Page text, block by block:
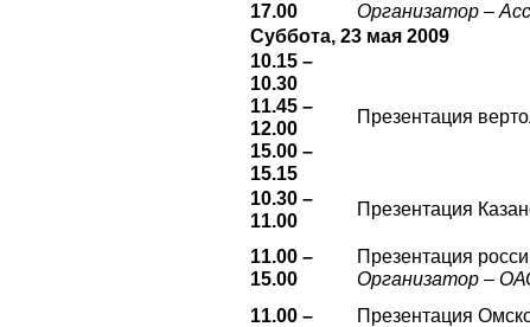
17.00
Организатор –
Суббота, 23 мая 2009
10.15 –
10.30
11.45 –
12.00
15.00 –
15.15
Презентация
10.30 –
11.00
Презентация
11.00 –
15.00
Презентация
Организатор –
11.00 –
Презентация